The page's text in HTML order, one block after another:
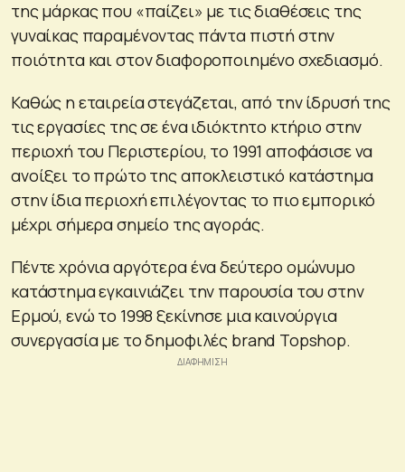
της μάρκας που «παίζει» με τις διαθέσεις της
γυναίκας παραμένοντας πάντα πιστή στην
ποιότητα και στον διαφοροποιημένο σχεδιασμό.
Καθώς η εταιρεία στεγάζεται, από την ίδρυσή της
τις εργασίες της σε ένα ιδιόκτητο κτήριο στην
περιοχή του Περιστερίου, το 1991 αποφάσισε να
ανοίξει το πρώτο της αποκλειστικό κατάστημα
στην ίδια περιοχή επιλέγοντας το πιο εμπορικό
μέχρι σήμερα σημείο της αγοράς.
Πέντε χρόνια αργότερα ένα δεύτερο ομώνυμο
κατάστημα εγκαινιάζει την παρουσία του στην
Ερμού, ενώ το 1998 ξεκίνησε μια καινούργια
συνεργασία με το δημοφιλές brand Topshop.